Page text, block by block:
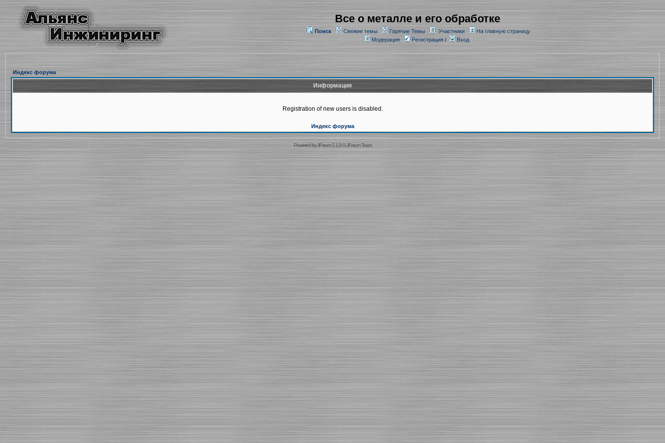
Все о металле и его обработке
Поиск Свежие темы Горячие Темы Участники
На главную страницу
Модерация
Регистрация/ Вход
Индекс форума
Информация
Registration of new users is disabled.
Индекс форума
Powered byJForum 2.1.9©JForum Team